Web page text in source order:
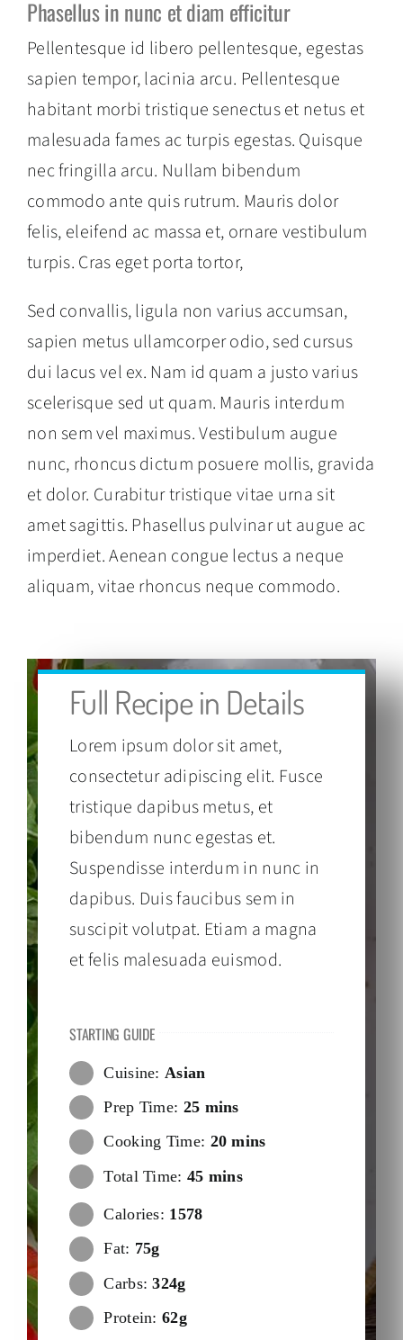
Phasellus in nunc et diam efficitur
Pellentesque id libero pellentesque, egestas
sapien tempor, lacinia arcu. Pellentesque
habitant morbi tristique senectus et netus et
malesuada fames ac turpis egestas. Quisque
nec fringilla arcu. Nullam bibendum
commodo ante quis rutrum. Mauris dolor
felis, eleifend ac massa et, ornare vestibulum
turpis. Cras eget porta tortor,
Sed convallis, ligula non varius accumsan,
sapien metus ullamcorper odio, sed cursus
dui lacus vel ex. Nam id quam a justo varius
scelerisque sed ut quam. Mauris interdum
non sem vel maximus. Vestibulum augue
nunc, rhoncus dictum posuere mollis, gravida
et dolor. Curabitur tristique vitae urna sit
amet sagittis. Phasellus pulvinar ut augue ac
imperdiet. Aenean congue lectus a neque
aliquam, vitae rhoncus neque commodo.
Full Recipe in Details
Lorem ipsum dolor sit amet,
consectetur adipiscing elit. Fusce
tristique dapibus metus, et
bibendum nunc egestas et.
Suspendisse interdum in nunc in
dapibus. Duis faucibus sem in
suscipit volutpat. Etiam a magna
et felis malesuada euismod.
STARTING GUIDE
Cuisine:Asian
Prep Time: 25 mins
Cooking Time: 20 mins
Total Time: 45 mins
Calories: 1578
Fat: 75g
Carbs:324g
Protein:62g